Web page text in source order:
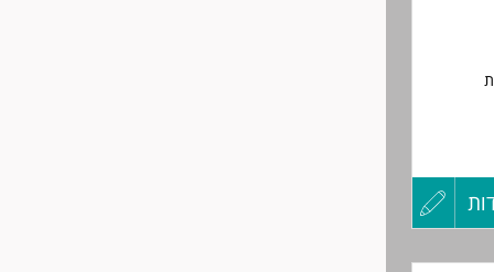
איכותי עדכון